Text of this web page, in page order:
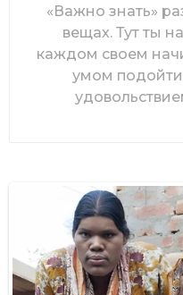
«Важно знать»
вещах. Тут ты
каждом своем
умом